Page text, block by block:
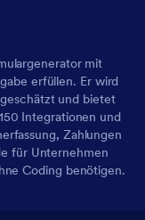
mit
erfüllen. Er wird
und bietet
Integrationen und
Zahlungen
für Unternehmen
Coding benötigen.